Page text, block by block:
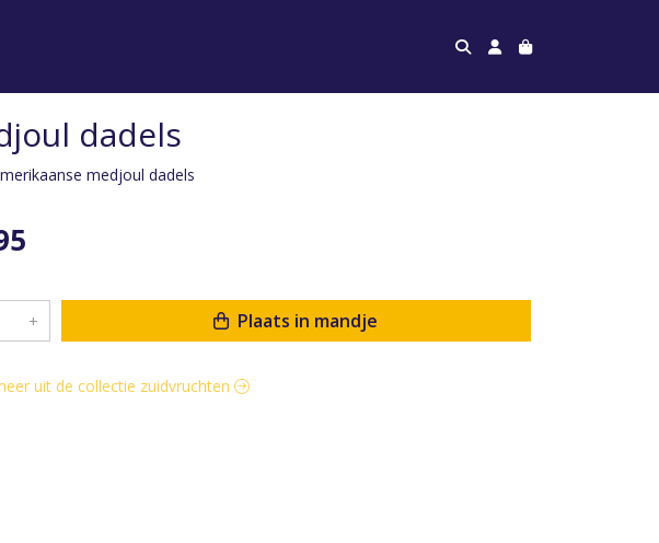
dadels
medjoul dadels
+ Plaats in mandje
uit de collectie zuidvruchten